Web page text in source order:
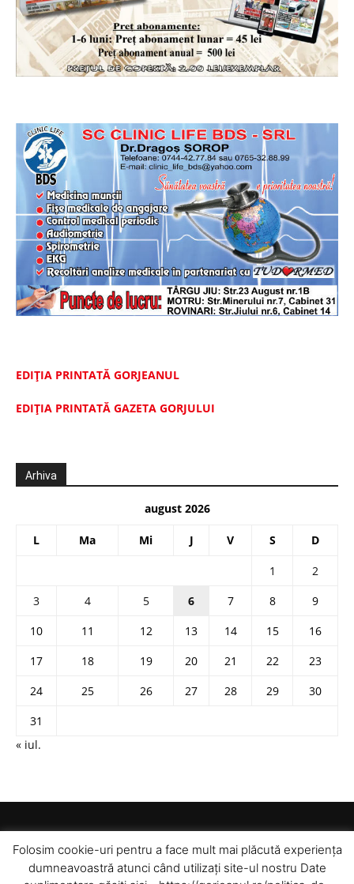
EDIȚIA PRINTATĂ GORJEANUL
EDIŢIA PRINTATĂ GAZETA GORJULUI
Arhiva
august 2026
L Ma Mi J V S D
1
2
3
4 5 6 7 8
9
10
11 12 13 14 15
16
17
18 19 20 21 22
23
24
25 26 27 28 29
30
31
« iul.
Folosim cookie-uri pentru a face mult mai plăcută experiența
dumneavoastră atunci când utilizați site-ul nostru Date